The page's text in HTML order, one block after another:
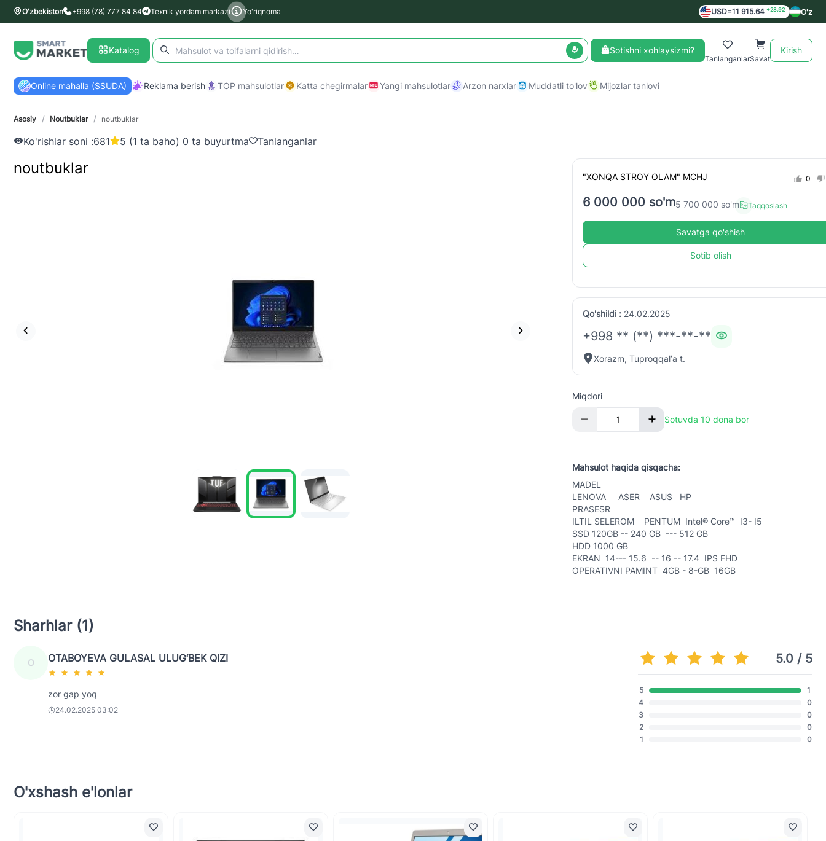
O'zbekiston +998 (78) 777 84 84 Texnik yordam markazi Yo'riqnoma USD=11 915.64 +28.92 O'z
Katalog Sotishni xohlaysizmi?
TanlanganlarSavat
Kirish
Online mahalla (SSUDA) Reklama berish TOP mahsulotlar Katta chegirmalar Yangi mahsulotlar Arzon narxlar Muddatli to'lov Mijozlar tanlovi
Asosiy / Noutbuklar / noutbuklar
Ko'rishlar soni :681 5 (1 ta baho) 0 ta buyurtma Tanlanganlar
noutbuklar "XONQA STROY OLAM" MCHJ 0
6 000 000 so'm5 700 000 so'm Taqqoslash
Savatga qo'shish
Sotib olish
Qo'shildi : 24.02.2025
+998 ** (**) ***-**-**
Xorazm, Tuproqqalʼa t.
Miqdori
Sotuvda 10 dona bor
Mahsulot haqida qisqacha:
MADEL
LENOVA ASER ASUS HP
PRASESR
ILTIL SELEROM PENTUM Intel® Core™ I3- I5
SSD 120GB -- 240 GB --- 512 GB
HDD 1000 GB
EKRAN 14--- 15.6 -- 16 -- 17.4 IPS FHD
OPERATIVNI PAMINT 4GB - 8-GB 16GB
Sharhlar (1)
O OTABOYEVA GULASAL ULUG‘BEK QIZI
zor gap yoq
24.02.2025 03:02
5.0 / 5
5
1
4
0
3
0
2
0
1
0
O'xshash e'lonlar